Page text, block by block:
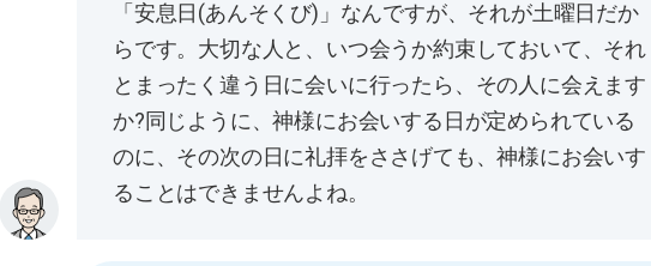
「安息日(あんそくび)」なんですが、それが土曜日だか
らです。大切な人と、いつ会うか約束しておいて、それ
とまったく違う日に会いに行ったら、その人に会えます
か?同じように、神様にお会いする日が定められている
のに、その次の日に礼拝をささげても、神様にお会いす
ることはできませんよね。